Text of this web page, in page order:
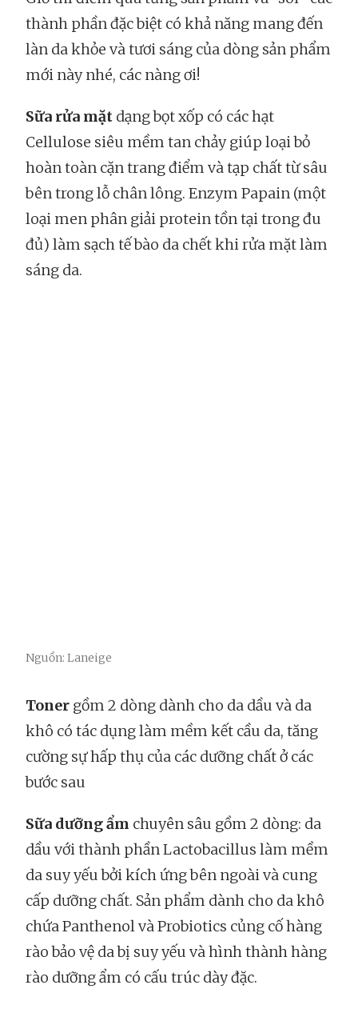
thành phần đặc biệt có khả năng mang đến
làn da khỏe và tươi sáng của dòng sản phẩm
mới này nhé, các nàng ơi!
Sữa rửa mặt dạng bọt xốp có các hạt
Cellulose siêu mềm tan chảy giúp loại bỏ
hoàn toàn cặn trang điểm và tạp chất từ sâu
bên trong lỗ chân lông. Enzym Papain (một
loại men phân giải protein tồn tại trong đu
đủ) làm sạch tế bào da chết khi rửa mặt làm
sáng da.
Nguồn: Laneige
Toner gồm 2 dòng dành cho da dầu và da
khô có tác dụng làm mềm kết cầu da, tăng
cường sự hấp thụ của các dưỡng chất ở các
bước sau
Sữa dưỡng ẩm chuyên sâu gồm 2 dòng: da
dầu với thành phần Lactobacillus làm mềm
da suy yếu bởi kích ứng bên ngoài và cung
cấp dưỡng chất. Sản phẩm dành cho da khô
chứa Panthenol và Probiotics củng cố hàng
rào bảo vệ da bị suy yếu và hình thành hàng
rào dưỡng ẩm có cấu trúc dày đặc.